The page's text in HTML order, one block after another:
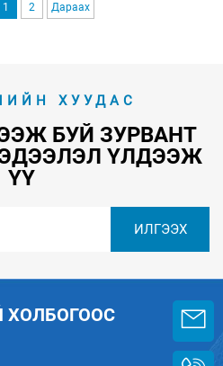
1 2 Дараах
ХУУДАС
БУЙ ЗУРВАНТ
ҮЛДЭЭЖ
ҮҮ
ХОЛБОГООС